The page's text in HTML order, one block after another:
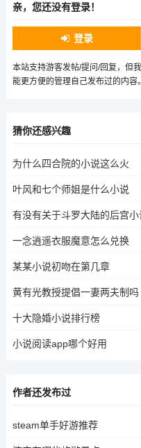
亲，您还没有登录！
登录
本站支持游客发帖/提问/回复，但
能更方便的管理自己发布过的内容。
猜你还感兴趣
为什么四合院的小说这么火
叶风和七个师姐是什么小说
有没有关于斗罗大陆的后宫小
一念逍遥衣服魔意怎么兑换
某某小说初吻在第几章
黄有光教授提倡一妻两夫制吗
十大隐婚小说排行榜
小说阅读app哪个好用
作者还发布过
steam单手好游推荐